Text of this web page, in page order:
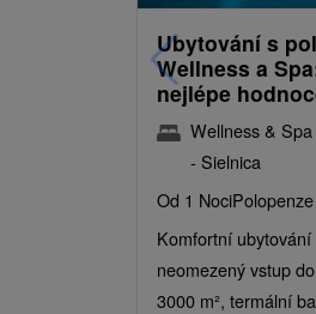
Ubytování s
Wellness a
nejlépe
Wellness &
- Sielnica
Od 1 NociPolopenze
Komfortní
neomezený vstup
3000 m², termální